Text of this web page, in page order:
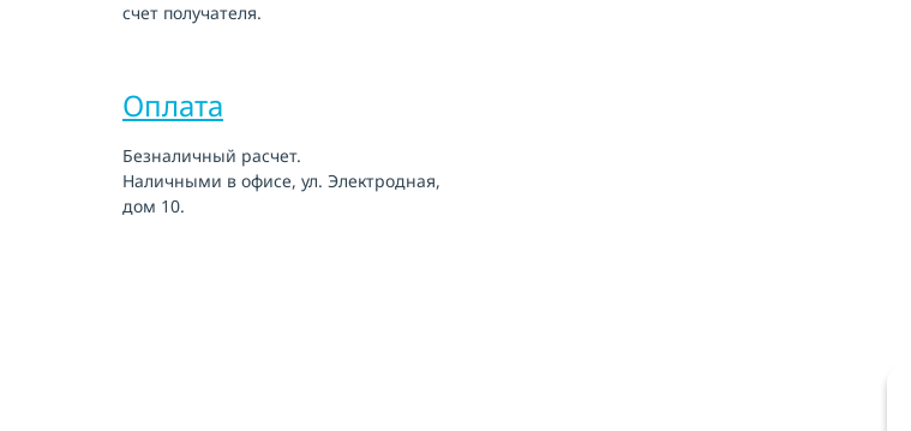
счет получателя.
Оплата
Безналичный расчет.
Наличными в офисе, ул. Электродная,
дом 10.